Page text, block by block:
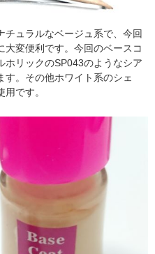
チュラルなベージュ系で、今回
変便利です。今回のベースコ
ホリックのSP043のようなシア
す。その他ホワイト系のシェ
です。